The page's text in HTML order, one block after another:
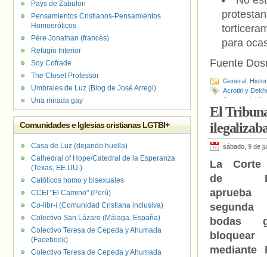
para
Fuente
General
Acrotiri y
Georgia del Sur
Pitcairn,Islas
Pettingill,
Reino Unido,
Británico del
El
sábado, 9 de
La Corte
de
bodas
Pays de Zabulon
Pensamientos Cristianos-Pensamientos
Homoeróticos
Père Jonathan (francés)
Refugio Interior
Soy Cofrade
The Closet Professor
Umbrales de Luz (Blog de José Arregi)
Una mirada gay
Comunidades e Iglesias cristianas LGTBI+
Casa de Luz (dejando huella)
Cathedral of Hope/Catedral de la Esperanza
(Texas, EE.UU.)
Católicos homo y bisexuales
CCEI "El Camino" (Perú)
Co-libr-í (Comunidad Cristiana inclusiva)
Colectivo San Lázaro (Málaga, España)
Colectivo Teresa de Cepeda y Ahumada
(Facebook)
Colectivo Teresa de Cepeda y Ahumada